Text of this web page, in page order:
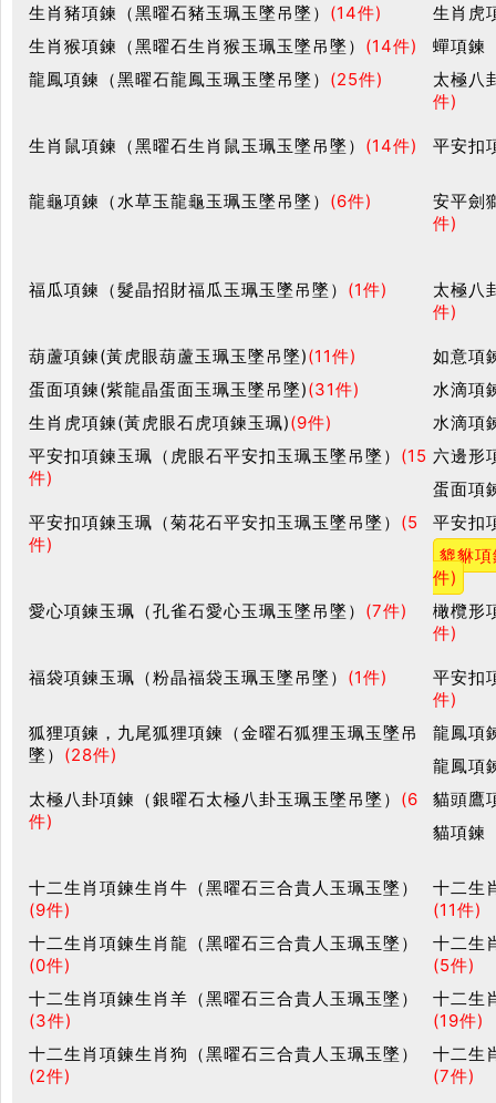
生肖豬項鍊（黑曜石豬玉珮玉墜吊墜） (14件)
生肖虎
生肖猴項鍊（黑曜石生肖猴玉珮玉墜吊墜） (14件)
蟬項鍊
龍鳳項鍊（黑曜石龍鳳玉珮玉墜吊墜） (25件)
太極八
件)
生肖鼠項鍊（黑曜石生肖鼠玉珮玉墜吊墜） (14件) 平安扣
龍龜項鍊（水草玉龍龜玉珮玉墜吊墜） (6件)
安平劍
件)
福瓜項鍊（髮晶招財福瓜玉珮玉墜吊墜） (1件)
太極八
件)
葫蘆項鍊(黃虎眼葫蘆玉珮玉墜吊墜)(11件)
如意項
蛋面項鍊(紫龍晶蛋面玉珮玉墜吊墜)(31件)
水滴項
生肖虎項鍊(黃虎眼石虎項鍊玉珮)(9件)
水滴項
平安扣項鍊玉珮（虎眼石平安扣玉珮玉墜吊墜） (15
件)
六邊形
蛋面項
平安扣項鍊玉珮（菊花石平安扣玉珮玉墜吊墜） (5
件)
平安扣
貔貅
件)
愛心項鍊玉珮（孔雀石愛心玉珮玉墜吊墜） (7件)
橄欖形
件)
福袋項鍊玉珮（粉晶福袋玉珮玉墜吊墜） (1件)
平安扣
件)
狐狸項鍊，九尾狐狸項鍊（金曜石狐狸玉珮玉墜吊
墜） (28件)
龍鳳項
龍鳳項
太極八卦項鍊（銀曜石太極八卦玉珮玉墜吊墜） (6
件)
貓頭鷹
貓項鍊
十二生肖項鍊生肖牛（黑曜石三合貴人玉珮玉墜）
(9件)
十二生
(11件)
十二生肖項鍊生肖龍（黑曜石三合貴人玉珮玉墜）
(0件)
十二生
(5件)
十二生肖項鍊生肖羊（黑曜石三合貴人玉珮玉墜）
(3件)
十二生
(19件)
十二生肖項鍊生肖狗（黑曜石三合貴人玉珮玉墜）
(2件)
十二生
(7件)